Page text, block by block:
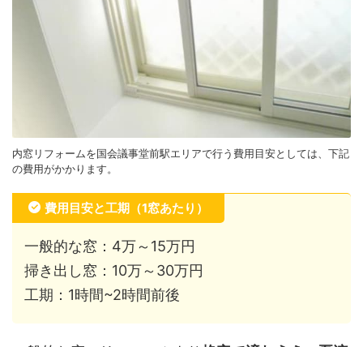
内窓リフォームを国会議事堂前駅エリアで行う費用目安としては、下記
の費用がかかります。
費用目安と工期（1窓あたり）
一般的な窓：4万～15万円
掃き出し窓：10万～30万円
工期：1時間~2時間前後